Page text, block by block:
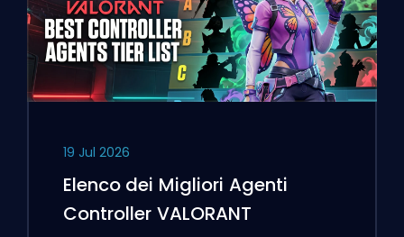
19 Jul 2026
Elenco dei Migliori Agenti
Controller VALORANT